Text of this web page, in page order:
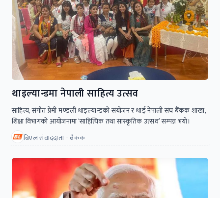
थाइल्यान्डमा नेपाली साहित्य उत्सव
साहित्य, संगीत प्रेमी मण्डली थाइल्यान्डकाे संयाेजन र थाई नेपाली संघ बैंकक शाखा,
शिक्षा विभागको आयोजनामा ‘साहित्यिक तथा सांस्कृतिक उत्सव’ सम्पन्न भयो।
बिएल संवाददाता - बैंकक